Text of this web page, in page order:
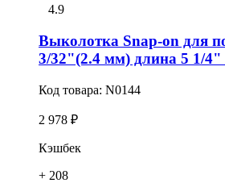
4.9
Выколотка Snap-on для
3/32"(2.4 мм) длина 5 1/
Код товара: N0144
2 978 ₽
Кэшбек
+ 208